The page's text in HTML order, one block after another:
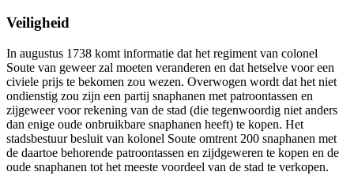
Veiligheid
In augustus 1738 komt informatie dat het regiment van colonel
Soute van geweer zal moeten veranderen en dat hetselve voor een
civiele prijs te bekomen zou wezen. Overwogen wordt dat het niet
ondienstig zou zijn een partij snaphanen met patroontassen en
zijgeweer voor rekening van de stad (die tegenwoordig niet anders
dan enige oude onbruikbare snaphanen heeft) te kopen. Het
stadsbestuur besluit van kolonel Soute omtrent 200 snaphanen met
de daartoe behorende patroontassen en zijdgeweren te kopen en de
oude snaphanen tot het meeste voordeel van de stad te verkopen.